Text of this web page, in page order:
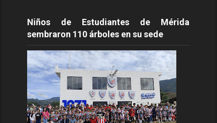
Niños de Estudiantes de Mérida
sembraron 110 árboles en su sede